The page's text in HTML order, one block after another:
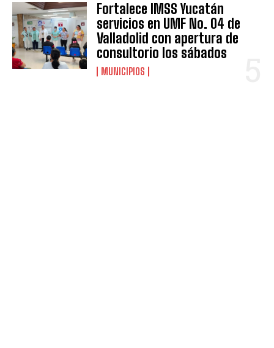
Fortalece IMSS Yucatán
servicios en UMF No. 04 de
Valladolid con apertura de
consultorio los sábados
MUNICIPIOS